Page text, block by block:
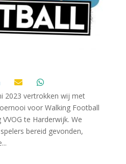
2023 vertrokken wij met
voor Walking Football
te Harderwijk. We
bereid gevonden,